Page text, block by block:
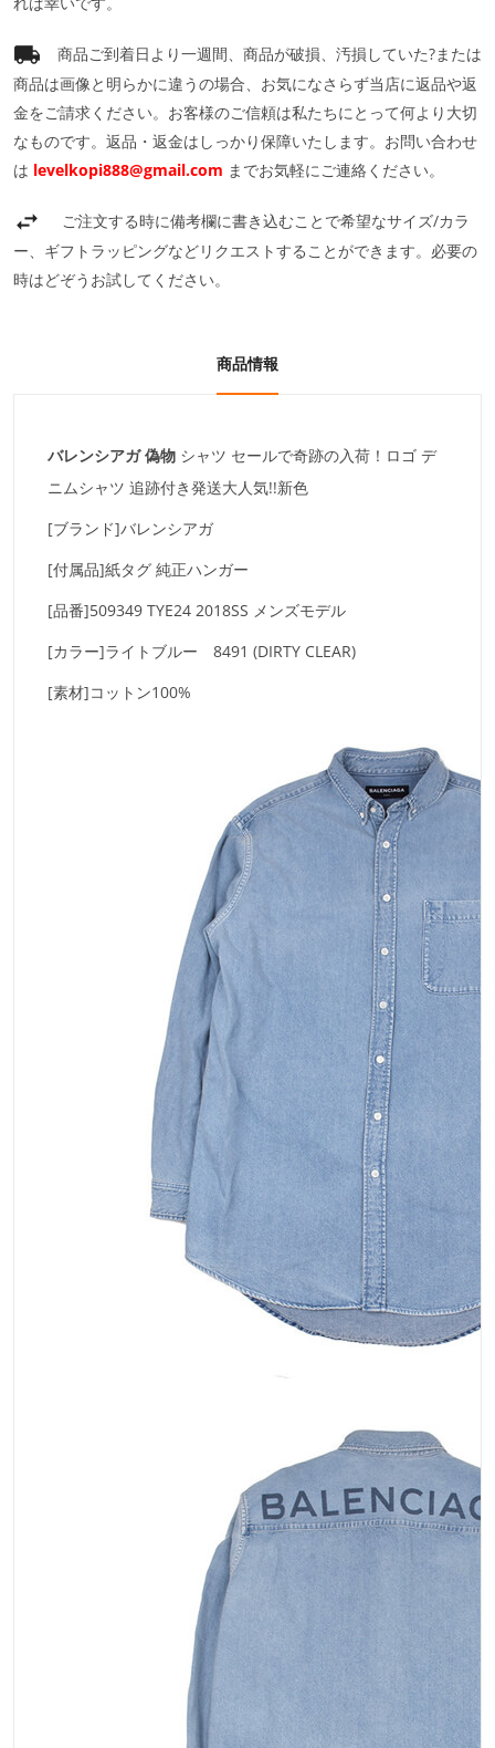
商品ご到着日より一週間、商品が破損、汚損していた?または
商品は画像と明らかに違うの場合、お気になさらず当店に返品や返
金をご請求ください。お客様のご信頼は私たちにとって何より大切
なものです。返品・返金はしっかり保障いたします。お問い合わせ
は levelkopi888@gmail.com までお気軽にご連絡ください。
ご注文する時に備考欄に書き込むことで希望なサイズ/カラ
ー、ギフトラッピングなどリクエストすることができます。必要の
時はどぞうお試してください。
商品情報
バレンシアガ 偽物 シャツ セールで奇跡の入荷！ ロゴ デ
ニムシャツ 追跡付き発送大人気!!新色
[ブランド]バレンシアガ
[付属品]紙タグ 純正ハンガー
[品番]509349 TYE24 2018SS メンズモデル
[カラー]ライトブルー 8491 (DIRTY CLEAR)
[素材]コットン100%